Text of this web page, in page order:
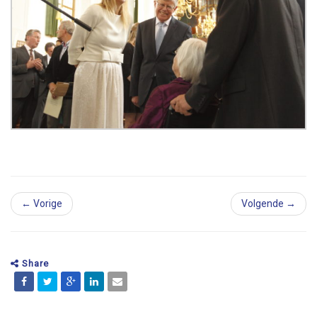
← Vorige Volgende →
Share